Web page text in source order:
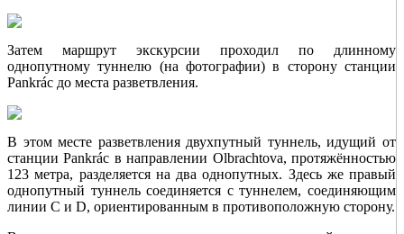
Затем маршрут экскурсии проходил по длинному
однопутному туннелю (на фотографии) в сторону станции
Pankrác до места разветвления.
В этом месте разветвления двухпутный туннель, идущий от
станции Pankrác в направлении Olbrachtova, протяжённостью
123 метра, разделяется на два однопутных. Здесь же правый
однопутный туннель соединяется с туннелем, соединяющим
линии C и D, ориентированным в противоположную сторону.